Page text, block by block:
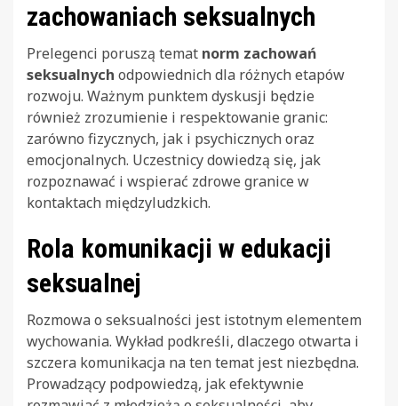
zachowaniach seksualnych
Prelegenci poruszą temat norm zachowań
seksualnych odpowiednich dla różnych etapów
rozwoju. Ważnym punktem dyskusji będzie
również zrozumienie i respektowanie granic:
zarówno fizycznych, jak i psychicznych oraz
emocjonalnych. Uczestnicy dowiedzą się, jak
rozpoznawać i wspierać zdrowe granice w
kontaktach międzyludzkich.
Rola komunikacji w edukacji
seksualnej
Rozmowa o seksualności jest istotnym elementem
wychowania. Wykład podkreśli, dlaczego otwarta i
szczera komunikacja na ten temat jest niezbędna.
Prowadzący podpowiedzą, jak efektywnie